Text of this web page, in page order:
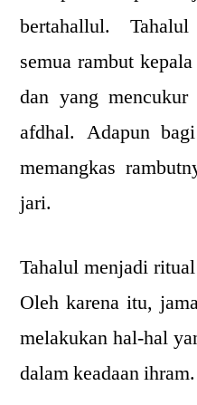
bertahallul.
semua rambut
dan yang
afdhal. Adapun
memangkas
jari.
Tahalul menjadi
Oleh karena itu,
melakukan hal-hal
dalam keadaan ihram.